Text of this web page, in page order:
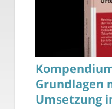
Grundlagen
Umsetzung